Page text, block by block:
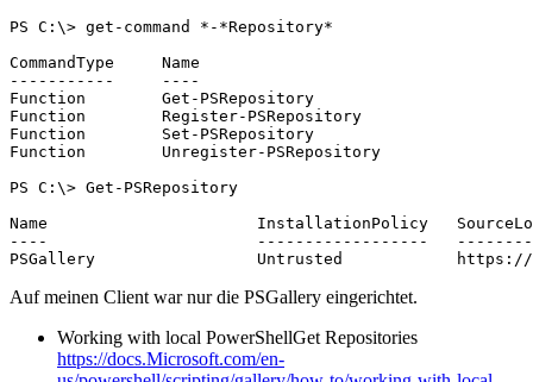
PS C:\> get-command *-*Repository*
CommandType     Name
-----------     ----
Function        Get-PSRepository
Function        Register-PSRepository
Function        Set-PSRepository
Function        Unregister-PSRepository
PS C:\> Get-PSRepository
Name                      InstallationPolicy
----                      ------------------
PSGallery                 Untrusted            https://
Auf meinen Client war nur die PSGallery eingerichtet.
Working with local PowerShellGet Repositories
https://docs.Microsoft.com/en-